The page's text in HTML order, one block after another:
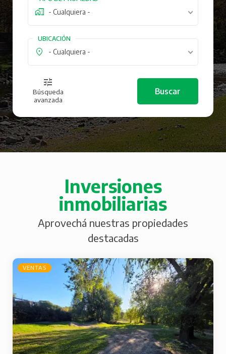
- Cualquiera -
UBICACIÓN
- Cualquiera -
Búsqueda
avanzada
Inversiones
inmobiliarias
Aprovechá nuestras propiedades
destacadas
VENTAS